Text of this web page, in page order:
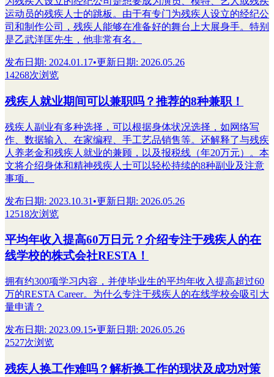
运动员的残疾人士的跳板。由于有专门为残疾人设立的经纪公
司和制作公司，残疾人能够在准备好的舞台上大展身手。特别
是乙武洋匡先生，他非常有名。
发布日期: 2024.01.17•更新日期: 2026.05.26
14268次浏览
残疾人就业期间可以兼职吗？推荐的8种兼职！
残疾人副业有多种选择，可以根据身体状况选择，如网络写
作、数据输入、在家编程、手工艺品销售等。还解释了与残疾
人养老金和残疾人就业的兼顾，以及报税线（年20万元）。本
文将介绍身体和精神残疾人士可以轻松持续的8种副业及注意
事项。
发布日期: 2023.10.31 •更新日期: 2026.05.26
12518次浏览
平均年收入提高60万日元？介绍专注于残疾人的在
线学校的株式会社RESTA！
拥有约300项学习内容，并使毕业生的平均年收入提高超过60
万的RESTA Career。为什么专注于残疾人的在线学校会吸引大
量申请？
发布日期: 2023.09.15•更新日期: 2026.05.26
2527次浏览
残疾人换工作难吗？解析换工作的现状及成功对策